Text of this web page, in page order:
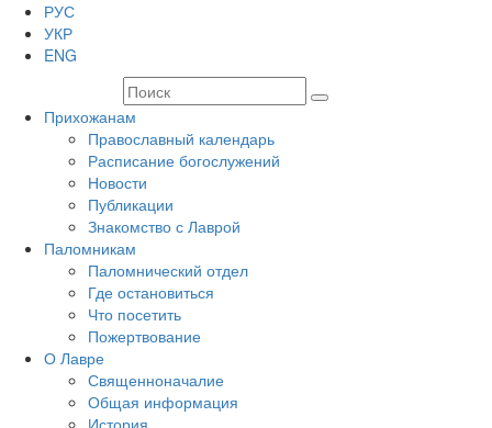
РУС
УКР
ENG
Прихожанам
Православный календарь
Расписание богослужений
Новости
Публикации
Знакомство с Лаврой
Паломникам
Паломнический отдел
Где остановиться
Что посетить
Пожертвование
О Лавре
Священноначалие
Общая информация
История